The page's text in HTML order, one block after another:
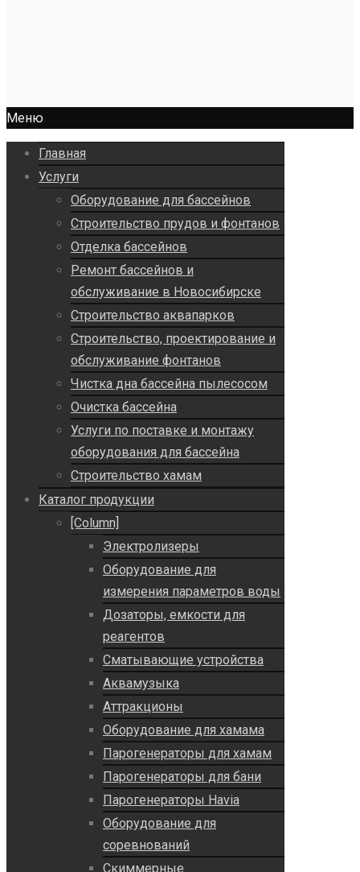
Меню
Главная
Услуги
Оборудование для бассейнов
Строительство прудов и фонтанов
Отделка бассейнов
Ремонт бассейнов и
обслуживание в Новосибирске
Строительство аквапарков
Строительство, проектирование и
обслуживание фонтанов
Чистка дна бассейна пылесосом
Очистка бассейна
Услуги по поставке и монтажу
оборудования для бассейна
Строительство хамам
Каталог продукции
[Column]
Электролизеры
Оборудование для
измерения параметров воды
Дозаторы, емкости для
реагентов
Сматывающие устройства
Аквамузыка
Аттракционы
Оборудование для хамама
Парогенераторы для хамам
Парогенераторы для бани
Парогенераторы Havia
Оборудование для
соревнований
Скиммерные